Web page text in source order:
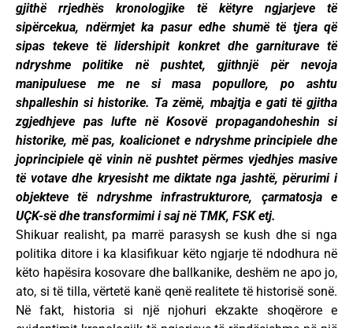
gjithë rrjedhës kronologjike të këtyre ngjarjeve të
sipërcekua, ndërmjet ka pasur edhe shumë të tjera që
sipas tekeve të lidershipit konkret dhe garniturave të
ndryshme politike në pushtet, gjithnjë për nevoja
manipuluese me ne si masa popullore, po ashtu
shpalleshin si historike. Ta zëmë, mbajtja e gati të gjitha
zgjedhjeve pas lufte në Kosovë propagandoheshin si
historike, më pas, koalicionet e ndryshme principiele dhe
joprincipiele që vinin në pushtet përmes vjedhjes masive
të votave dhe kryesisht me diktate nga jashtë, përurimi i
objekteve të ndryshme infrastrukturore, çarmatosja e
UÇK-së dhe transformimi i saj në TMK, FSK etj.
Shikuar realisht, pa marrë parasysh se kush dhe si nga
politika ditore i ka klasifikuar këto ngjarje të ndodhura në
këto hapësira kosovare dhe ballkanike, deshëm ne apo jo,
ato, si të tilla, vërtetë kanë qenë realitete të historisë sonë.
Në fakt, historia si një njohuri ekzakte shoqërore e